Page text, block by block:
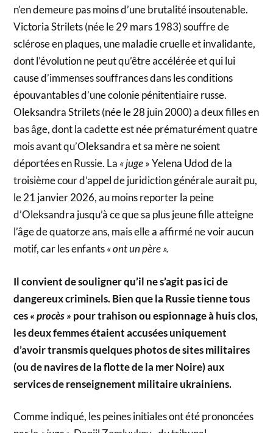
n’en demeure pas moins d’une brutalité insoutenable.
Victoria Strilets (née le 29 mars 1983) souffre de
sclérose en plaques, une maladie cruelle et invalidante,
dont l’évolution ne peut qu’être accélérée et qui lui
cause d’immenses souffrances dans les conditions
épouvantables d’une colonie pénitentiaire russe.
Oleksandra Strilets (née le 28 juin 2000) a deux filles en
bas âge, dont la cadette est née prématurément quatre
mois avant qu’Oleksandra et sa mère ne soient
déportées en Russie. La « juge» Yelena Udod de la
troisième cour d’appel de juridiction générale aurait pu,
le 21 janvier 2026, au moins reporter la peine
d’Oleksandra jusqu’à ce que sa plus jeune fille atteigne
l’âge de quatorze ans, mais elle a affirmé ne voir aucun
motif, car les enfants« ont un père ».
Il convient de souligner qu’il ne s’agit pas ici de
dangereux criminels. Bien que la Russie tienne tous
ces« procès » pour trahison ou espionnage à huis clos,
les deux femmes étaient accusées uniquement
d’avoir transmis quelques photos de sites militaires
(ou de navires de la flotte de la mer Noire) aux
services de renseignement militaire ukrainiens.
Comme indiqué, les peines initiales ont été prononcées